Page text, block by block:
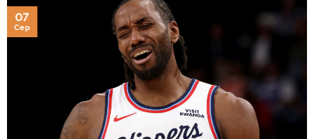
07
Сер